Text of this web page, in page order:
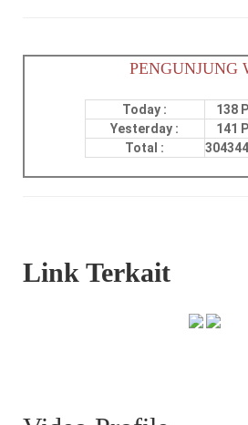
PENGUNJUNG
Today :
138
Yesterday :
141
Total :
Link Terkait